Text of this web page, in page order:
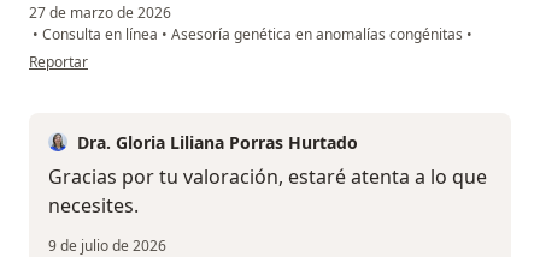
27 de marzo de 2026
• Consulta en línea • Asesoría genética en anomalías congénitas •
en opinión del usuario M.O
Reportar
Dra. Gloria Liliana Porras Hurtado
Gracias por tu valoración, estaré atenta a lo que
necesites.
9 de julio de 2026